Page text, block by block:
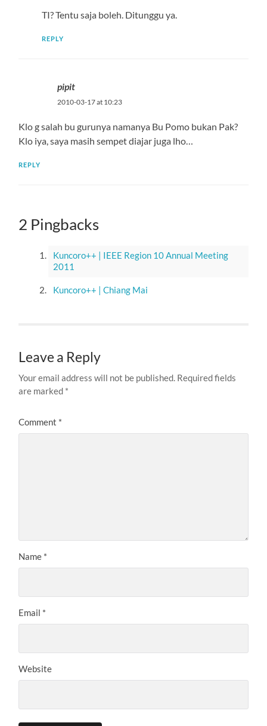
TI? Tentu saja boleh. Ditunggu ya.
REPLY
pipit
2010-03-17 at 10:23
Klo g salah bu gurunya namanya Bu Pomo bukan Pak?
Klo iya, saya masih sempet diajar juga lho…
REPLY
2 Pingbacks
Kuncoro++ | IEEE Region 10 Annual Meeting
2011
Kuncoro++ | Chiang Mai
Leave a Reply
Your email address will not be published. Required fields
are marked *
Comment *
Name *
Email *
Website